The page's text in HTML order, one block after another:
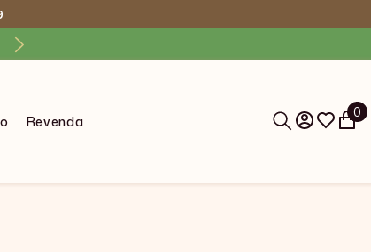
Revenda
00